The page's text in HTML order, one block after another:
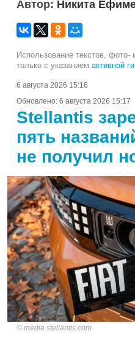
Автор: Никита
Использование текстов, фото-
только с указанием активной
6 августа 2026 15:16
Обновлено: 6 августа 2026 15:17
Stellantis
пять
не получил
media.stellantis.com